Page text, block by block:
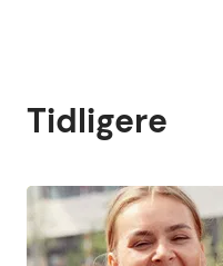
Tidligere
Tidligere